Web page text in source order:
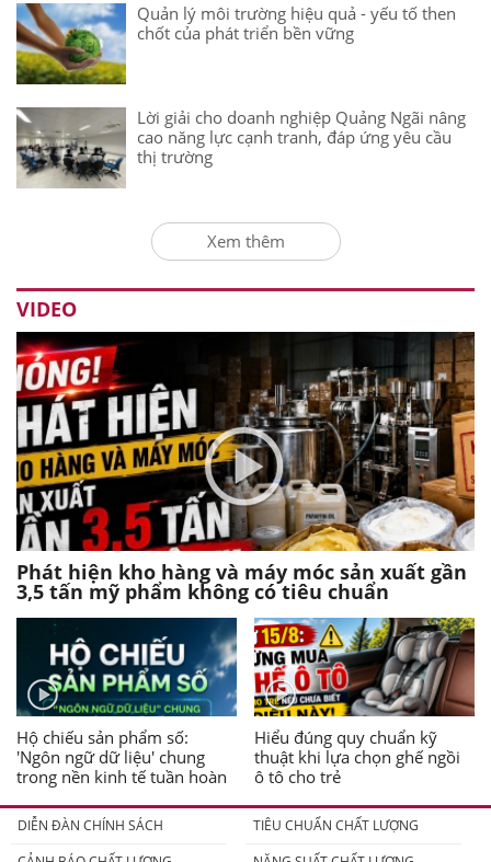
Quản lý môi trường hiệu quả - yếu tố then
chốt của phát triển bền vững
Lời giải cho doanh nghiệp Quảng Ngãi nâng
cao năng lực cạnh tranh, đáp ứng yêu cầu
thị trường
Xem thêm
VIDEO
Phát hiện kho hàng và máy móc sản xuất gần
3,5 tấn mỹ phẩm không có tiêu chuẩn
Hộ chiếu sản phẩm số:
'Ngôn ngữ dữ liệu' chung
trong nền kinh tế tuần hoàn
Hiểu đúng quy chuẩn kỹ
thuật khi lựa chọn ghế ngồi
ô tô cho trẻ
DIỄN ĐÀN CHÍNH SÁCH
TIÊU CHUẨN CHẤT LƯỢNG